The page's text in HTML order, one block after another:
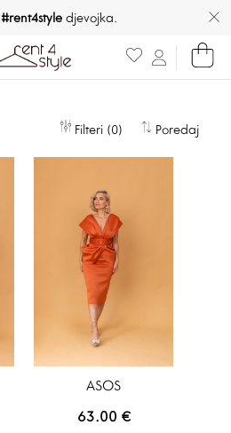
#rent4styledjevojka.
Filteri (0) Poredaj
ASOS
63.00 €